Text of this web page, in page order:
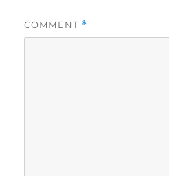
COMMENT *